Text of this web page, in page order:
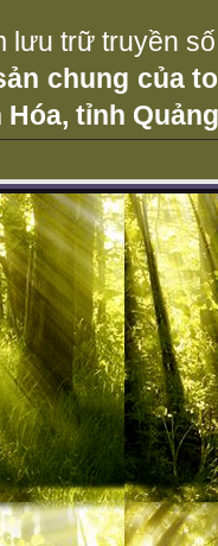
lưu trữ truyền
chung của
Hóa, tỉnh